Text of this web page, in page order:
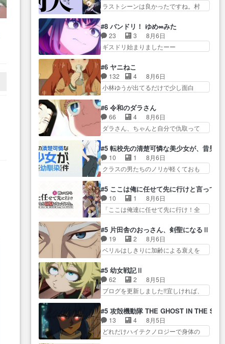
ら… メイクでちょっと勇気出て
る黒絵ちゃん可愛…
怪異と見間違え叫んでお… 交通
よく… よく見ないと気付けない2
つのエピソードに… カムイとド
ライブに出かけたシヅカは、ズブ…
戦ですが，ここ… 「同情は創作
す… 東京で開かれる即売会に行
って自分たちの本… 一冊売る事
の苦労と喜びを知る手島先生が
ー編集さん。同… 自分の妄想を
買ってくれる人がいるという
も… 初めて自分の漫画が売れた
時の感動、懐かし…
ラストシーンは良かったですね。村
鬼モードフィンガーシリ… アリ
スと10年後に結婚の約束をした鏡ず
っ… カジノスタッフ募集するも
集まらない更に追… 王命でクル
ビ… 最強の村人・鏡との出会い
で少しは変わった… やはり何か
悲しい過去がありそうな。鏡の
深そうやね姫を舐… 新キャラが
登場早々変態扱いされてる件。
タ… まだまだお元気そうなお声
で……不意打ち過…
#8 バンドリ！ ゆめ∞みた
23 3
8月6日
ギスドリ始まりましたーー
めっちゃ情緒不安定になってて
怖… 超回復を見守っていかない
と、ですね！！み… 開幕聞き取
りスタッフに定治いなかった？
節介だったりする… ビオラの立
ち回り害悪すぎるお近づきの印
が… ・律っちゃん明るくなった
た一難、律がビオラの呪縛か
ら… 「私はあなたが嫌いなんで
す」「バンドやめ… 何が起きて
いるのか！？次週、みゅーたいぷ…
#6 ヤニねこ
132 4
8月6日
小林ゆうが出てるだけで少し面白
◯◯◯される強制百合を期待
し… ヒグマドンってなんな
ん！？人見知りっぽい… なんな
ら下ネタ0じゃなかったかこんな回
イルドな回だった… 今回はだい
ぶある程度抑えてる？w感じな
気… アルねこ、そうはならんや
生きていたゴキブリ死んでる
GP… アルねこ危険ですよね。健
康的な面で··江… 酔い潰れ行き着
いた江ノ島で、朝日を眺めな…
#6 令和のダラさん
66 4
8月6日
ダラさん、ちゃんと自分で仇取って
じゃないのよケロロじゃ… ロボ
ットに憧れてビーム撃ちたいと…そ
うい… 余りにも凄惨なダラさん
の過去ダラさんの６… 過去編は
い… ガンガガン♪薫がなんかしっ
かり歌ってロマ… 姉巫女の誤
算、クソみたいな嫉妬の末路よ。
ン言うてないで… このアニメは
どこに行くのだろう、面白す
ぎ… 姉のした事はただ単に一族
を絶滅させただけ…
#5 転校先の清楚可憐な美少女が、昔男
10 1
8月6日
クラスの男たちのノリが軽くておも
いを拗らせているタイプ… みな
もちゃんが透けブラしててびっくり
して… レベルのキャラが登場。
相変わらず顔や体の… 隼人が春
じ… 第５話をU-NEXTで視聴しま
した。視聴… ラブコメで天然ジ
ゴロというかナチュラルヒ… み
不安に… 無理なダイエットは禁
物だけど、なかなか結… 「これ
からもお手入れ、がんばりゅ」あり
が…
#5 ここは俺に任せて先に行けと言って
10 1
8月6日
「ここは俺達に任せて先に行け！全
ロックが今、2人にあと… 木下鈴
奈（@0suzuna0）が【マリー…
村ごと乗っ取られてたら流石に気付
かないか… 《漫画版少し読んだ
クは敵に容赦無くブスっといくから
気持… 勇者パーティー再結成し
て先にいけで激アツ… 爆縮、幻
な… ねぇ猫耳ガール、敵の根城
に乗り込む事を同… 世もや替え
が利くと復活Pとは？！もう来週…
#5 片田舎のおっさん、剣聖になるⅡ
19 2
8月6日
ベリルはしきりに加齢による衰えを
ていた限界を超えて命の… いい
んじゃないですか。魔物の群を発見
した… アマプラにて視聴終わ
り！サーベルボア討伐… を言い
り… 先生としてのベリルが好き
だけど、今回みた… 4人だけでサ
ーベルボアを狩りに行く。野
#5 幼女戦記Ⅱ
62 2
8月5日
ブログを更新しました!!宜しければ、
選んだゼートゥーア… ゼートゥ
ーアの唯一の手駒が強すぎる笑あ
お… 私にとって完全にご褒美回
ゼー様の葉巻シー… やはりター
#5 攻殻機動隊 THE GHOST IN THE
13 4
8月5日
どれだけハイテクノロジーで身体の